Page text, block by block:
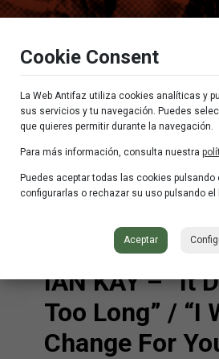
Psychedelia
Showing the single result
IAN KAY – “It
Too Long” / “I
Change For
Cookie Consent
La Web Antifaz utiliza cookies analíticas y
sus servicios y tu navegación. Puedes
que quieres permitir durante la navegación.
Para más información, consulta nuestra
Puedes aceptar todas las cookies pulsando
configurarlas o rechazar su uso pulsando el
Aceptar